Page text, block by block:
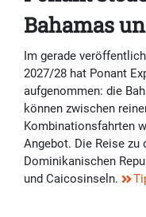
Bahamas
Im gerade
2027/28 hat Ponant
aufgenommen: die
können zwischen
Kombinationsfahrten
Angebot. Die Reise zu
Dominikanischen
und Caicosinseln.